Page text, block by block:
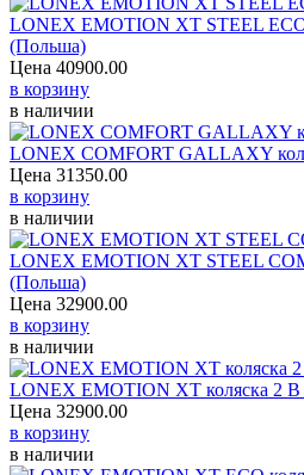
LONEX EMOTION XT STEEL ECO
Цена 40900.00
в корзину
в наличии
LONEX COMFORT GALLAXY
Цена 31350.00
в корзину
в наличии
LONEX EMOTION XT STEEL
Цена 32900.00
в корзину
в наличии
LONEX EMOTION XT коляска 2 В
Цена 32900.00
в корзину
в наличии